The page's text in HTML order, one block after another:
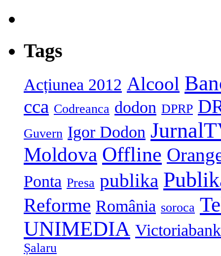
Tags
Acțiunea 2012 Alcool
cca Codreanca dodon DPRP
Guvern Igor Dodon
Moldova Offline
Ponta Presa publika
Reforme România soroca
UNIMEDIA Victoriabank
Șalaru